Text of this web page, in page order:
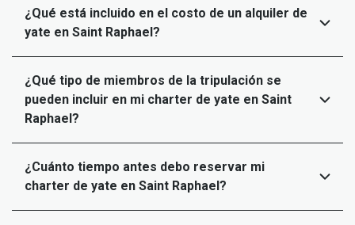
¿Qué está incluido en el costo de un alquiler de
yate en Saint Raphael?
¿Qué tipo de miembros de la tripulación se
pueden incluir en mi charter de yate en Saint
Raphael?
¿Cuánto tiempo antes debo reservar mi
charter de yate en Saint Raphael?